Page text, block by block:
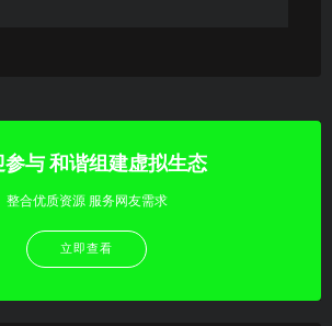
参与 和谐组建虚拟生态
整合优质资源 服务网友需求
立即查看